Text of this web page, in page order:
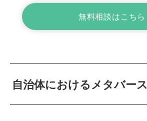
無料相談はこちら
自治体におけるメタバー